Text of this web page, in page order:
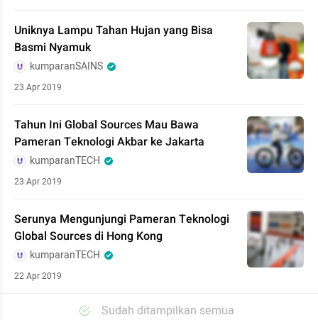
Uniknya Lampu Tahan Hujan yang Bisa
Basmi Nyamuk
kumparanSAINS
23 Apr 2019
Tahun Ini Global Sources Mau Bawa
Pameran Teknologi Akbar ke Jakarta
kumparanTECH
23 Apr 2019
Serunya Mengunjungi Pameran Teknologi
Global Sources di Hong Kong
kumparanTECH
22 Apr 2019
Sudah ditampilkan semua